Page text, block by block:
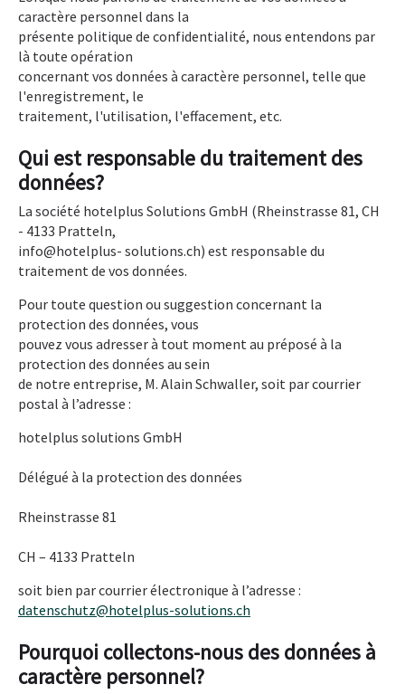
caractère personnel dans la
présente politique de confidentialité, nous entendons par
là toute opération
concernant vos données à caractère personnel, telle que
l'enregistrement, le
traitement, l'utilisation, l'effacement, etc.
Qui est responsable du traitement des
données?
La société hotelplus Solutions GmbH (Rheinstrasse 81, CH
- 4133 Pratteln,
info@hotelplus- solutions.ch) est responsable du
traitement de vos données.
Pour toute question ou suggestion concernant la
protection des données, vous
pouvez vous adresser à tout moment au préposé à la
protection des données au sein
de notre entreprise, M. Alain Schwaller, soit par courrier
postal à l’adresse :
hotelplus solutions GmbH
Délégué à la protection des données
Rheinstrasse 81
CH – 4133 Pratteln
soit bien par courrier électronique à l’adresse :
datenschutz@hotelplus-solutions.ch
Pourquoi collectons-nous des données à
caractère personnel?